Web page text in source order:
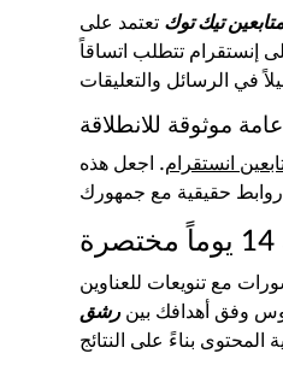
تيك توك تعتمد على
إنستقرام تتطلب اتساقاً
موثوقة للانطلاقة
انستقرام. اجعل هذه
الركائز الثلاث للمحتوى. الأيام 4–7: إنتاج دفعة منشورات مع تنويعات للعناوين
رشق